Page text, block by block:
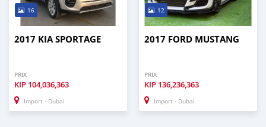
16
2017 KIA SPORTAGE
PRIX
KIP 104,036,363
Import - Dubai
12
2017 FORD MUSTANG
PRIX
KIP 136,236,363
Import - Dubai